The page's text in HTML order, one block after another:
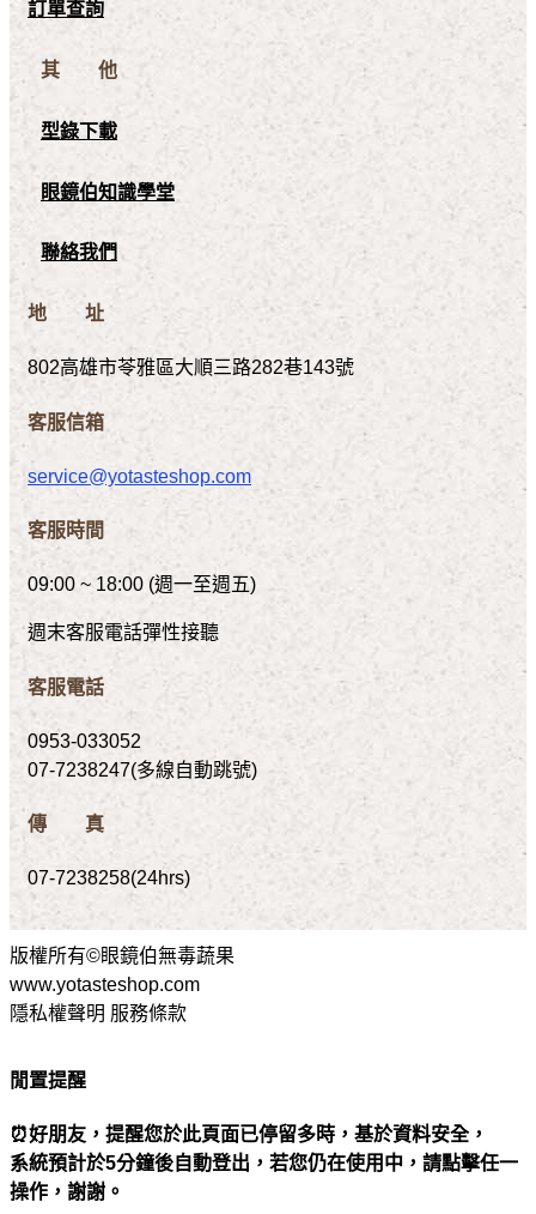
訂單查詢
其 他
型錄下載
眼鏡伯知識學堂
聯絡我們
地 址
802高雄市苓雅區大順三路282巷143號
客服信箱
service@yotasteshop.com
客服時間
09:00 ~ 18:00 (週一至週五)
週末客服電話彈性接聽
客服電話
0953-033052
07-7238247(多線自動跳號)
傳 真
07-7238258(24hrs)
版權所有©眼鏡伯無毒蔬果
www.yotasteshop.com
隱私權聲明 服務條款
閒置提醒
⏰好朋友，提醒您於此頁面已停留多時，基於資料安全，
系統預計於5分鐘後自動登出，若您仍在使用中，請點擊任一
操作，謝謝。